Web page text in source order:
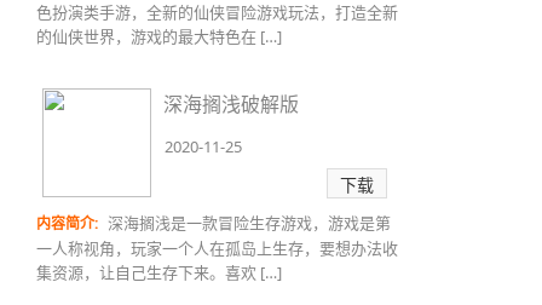
色扮演类手游，全新的仙侠冒险游戏玩法，打造全新
的仙侠世界，游戏的最大特色在 […]
深海搁浅破解版
2020-11-25
下载
内容简介: 深海搁浅是一款冒险生存游戏，游戏是第
一人称视角，玩家一个人在孤岛上生存，要想办法收
集资源，让自己生存下来。喜欢 […]